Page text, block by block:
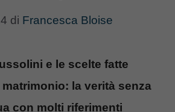
di Francesca Bloise
e le scelte fatte
la verità senza
con molti riferimenti